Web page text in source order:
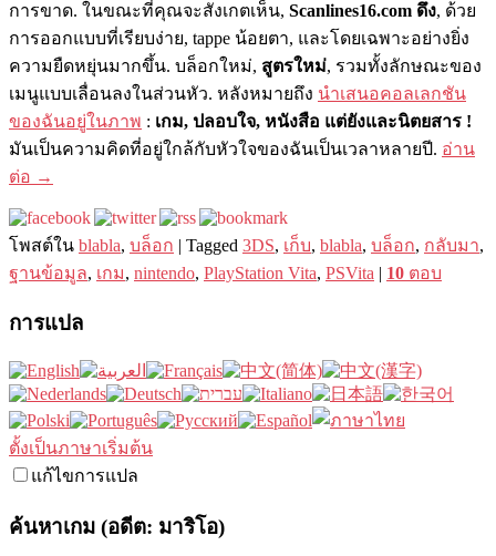
การขาด. ในขณะที่คุณจะสังเกตเห็น, Scanlines16.com ดึง, ด้วย
การออกแบบที่เรียบง่าย, tappe น้อยตา, และโดยเฉพาะอย่างยิ่ง
ความยืดหยุ่นมากขึ้น. บล็อกใหม่, สูตรใหม่, รวมทั้งลักษณะของ
เมนูแบบเลื่อนลงในส่วนหัว. หลังหมายถึง นำเสนอคอลเลกชัน
ของฉันอยู่ในภาพ : เกม, ปลอบใจ, หนังสือ แต่ยังและนิตยสาร !
มันเป็นความคิดที่อยู่ใกล้กับหัวใจของฉันเป็นเวลาหลายปี. อ่าน
ต่อ →
โพสต์ใน blabla, บล็อก | Tagged 3DS, เก็บ, blabla, บล็อก, กลับมา,
ฐานข้อมูล, เกม, nintendo, PlayStation Vita, PSVita | 10 ตอบ
การแปล
ตั้งเป็นภาษาเริ่มต้น
แก้ไขการแปล
ค้นหาเกม (อดีต: มาริโอ)